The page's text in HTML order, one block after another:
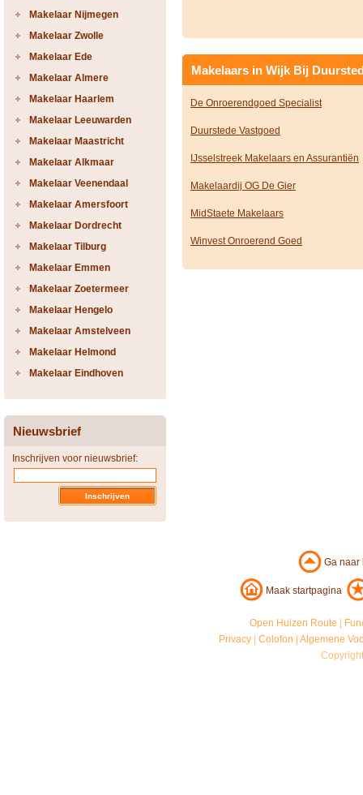
Makelaar Nijmegen
Makelaar Zwolle
Makelaar Ede
Makelaar Almere
Makelaar Haarlem
Makelaar Leeuwarden
Makelaar Maastricht
Makelaar Alkmaar
Makelaar Veenendaal
Makelaar Amersfoort
Makelaar Dordrecht
Makelaar Tilburg
Makelaar Emmen
Makelaar Zoetermeer
Makelaar Hengelo
Makelaar Amstelveen
Makelaar Helmond
Makelaar Eindhoven
Nieuwsbrief
Inschrijven voor nieuwsbrief:
Makelaars in Wijk Bij
De Onroerendgoed Specialist
Duurstede Vastgoed
IJsselstreek Makelaars en Assurantiën
Makelaardij OG De Gier
MidStaete Makelaars
Winvest Onroerend Goed
Ga
Maak startpagina
Open Huizen Route
Privacy |Colofon |Algemene